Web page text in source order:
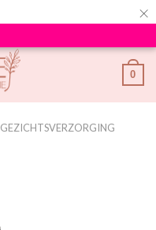
×
0
GEZICHTSVERZORGING